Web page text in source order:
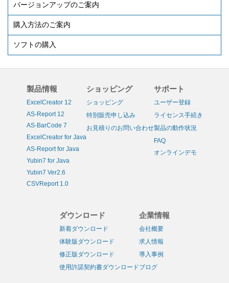
バージョンアップのご案内
購入方法のご案内
ソフトの購入
製品情報
ExcelCreator 12
AS-Report 12
AS-BarCode 7
ExcelCreator for Java
AS-Report for Java
Yubin7 for Java
Yubin7 Ver2.6
CSVReport 1.0
ショッピング
ショッピング
特別販売申し込み
お見積りのお問い合わせ
サポート
ユーザー登録
ライセンス手続き
製品の動作状況
FAQ
オンラインデモ
ダウンロード
新着ダウンロード
体験版ダウンロード
修正版ダウンロード
使用許諾契約書ダウンロード
企業情報
会社概要
求人情報
導入事例
ブログ